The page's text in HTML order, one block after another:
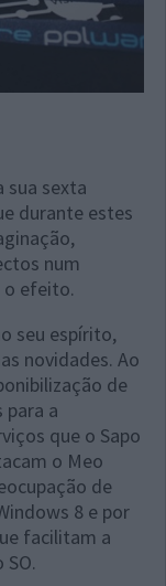
sua sexta
durante estes
num
o efeito.
seu espírito,
novidades. Ao
de
para a
que o Sapo
o Meo
de
8 e por
facilitam a